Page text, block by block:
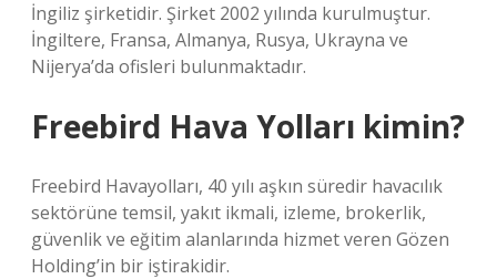
İngiliz şirketidir. Şirket 2002 yılında kurulmuştur.
İngiltere, Fransa, Almanya, Rusya, Ukrayna ve
Nijerya’da ofisleri bulunmaktadır.
Freebird Hava Yolları kimin?
Freebird Havayolları, 40 yılı aşkın süredir havacılık
sektörüne temsil, yakıt ikmali, izleme, brokerlik,
güvenlik ve eğitim alanlarında hizmet veren Gözen
Holding’in bir iştirakidir.